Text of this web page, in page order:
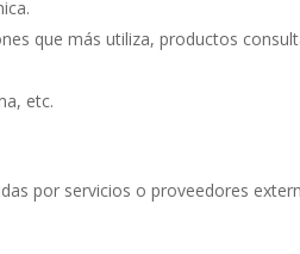
que más utiliza, productos
etc.
por servicios o proveedores